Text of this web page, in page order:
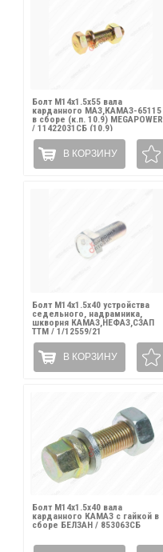
Болт М14х1.5х55 вала
карданного МАЗ,КАМАЗ-65115
в сборе (к.п. 10.9) MEGAPOWER
/ 11422031СБ (10.9)
В КОРЗИНУ
Болт М14х1.5х40 устройства
седельного, надрамника,
шкворня КАМАЗ,НЕФАЗ,СЗАП
ТТМ / 1/12559/21
В КОРЗИНУ
Болт М14х1.5х40 вала
карданного КАМАЗ с гайкой в
сборе БЕЛЗАН / 853063СБ